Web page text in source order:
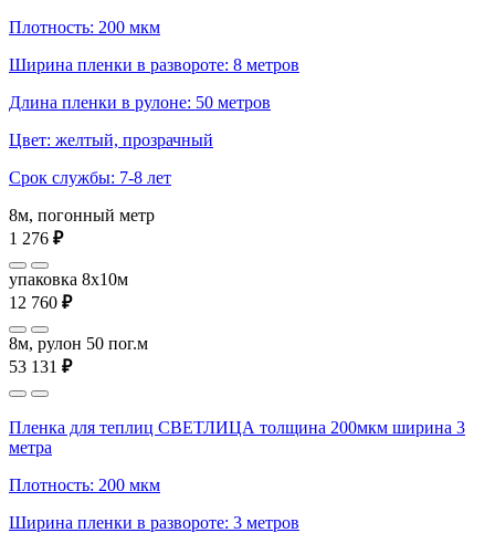
Плотность: 200 мкм
Ширина пленки в развороте: 8 метров
Длина пленки в рулоне: 50 метров
Цвет: желтый, прозрачный
Срок службы: 7-8 лет
8м, погонный метр
1 276 ₽
упаковка 8x10м
12 760 ₽
8м, рулон 50 пог.м
53 131 ₽
Пленка для теплиц СВЕТЛИЦА толщина 200мкм ширина 3
метра
Плотность: 200 мкм
Ширина пленки в развороте: 3 метров